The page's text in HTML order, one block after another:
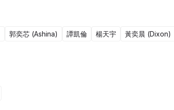
郭奕芯 (Ashina) 譚凱倫 楊天宇 黃奕晨 (Dixon)